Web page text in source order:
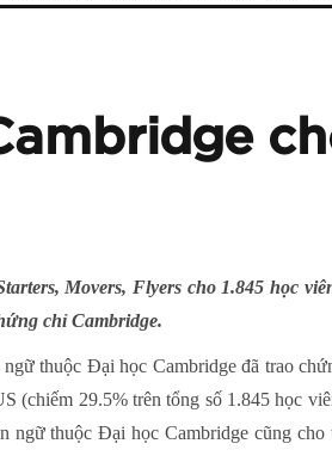
Movers, Flyers cho 1.845 học
chỉ Cambridge.
thuộc Đại học Cambridge đã trao
29.5% trên tổng số 1.845 học
ngữ thuộc Đại học Cambridge cũng